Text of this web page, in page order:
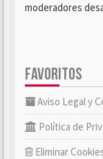
moderadores
FAVORITOS
Aviso Legal y
Política de
Eliminar